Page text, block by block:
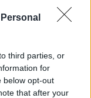
third parties, or
for
below opt-out
that after your